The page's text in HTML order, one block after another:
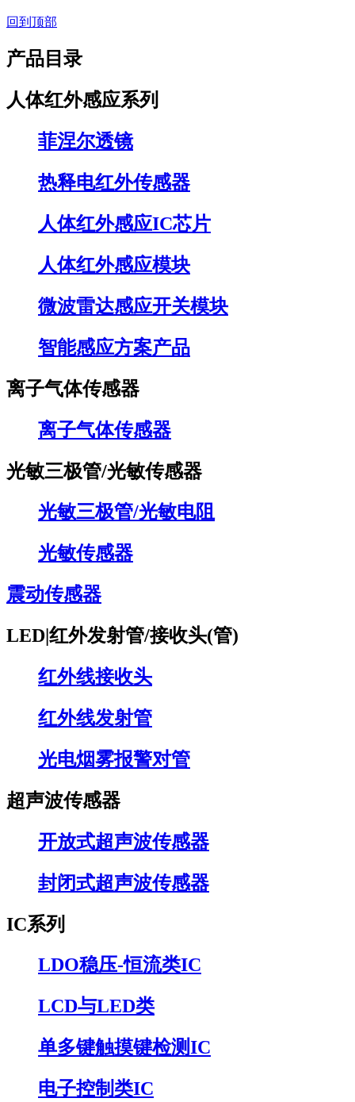
回到顶部
产品目录
人体红外感应系列
菲涅尔透镜
热释电红外传感器
人体红外感应IC芯片
人体红外感应模块
微波雷达感应开关模块
智能感应方案产品
离子气体传感器
离子气体传感器
光敏三极管/光敏传感器
光敏三极管/光敏电阻
光敏传感器
震动传感器
LED|红外发射管/接收头(管)
红外线接收头
红外线发射管
光电烟雾报警对管
超声波传感器
开放式超声波传感器
封闭式超声波传感器
IC系列
LDO稳压-恒流类IC
LCD与LED类
单多键触摸键检测IC
电子控制类IC